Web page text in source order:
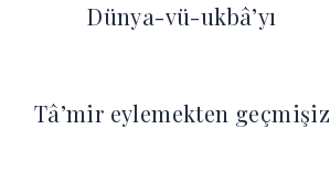
Dünya-vü-ukbâ’yı
Tâ’mir eylemekten geçmişiz